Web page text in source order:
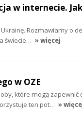
w internecie.
Rozmawiamy o
świecie… » więcej
w OZE
które mogą
ten pot… »